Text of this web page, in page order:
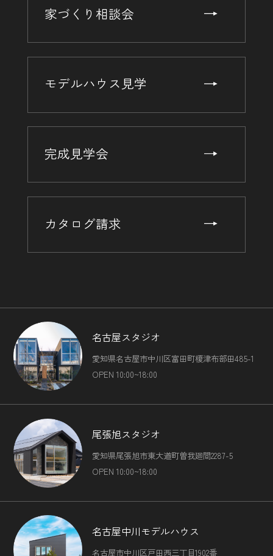
家づくり相談会
モデルハウス見学
完成見学会
カタログ請求
名古屋スタジオ
愛知県名古屋市中川区富田町榎津布部田485-1
OPEN 10:00~18:00
尾張旭スタジオ
愛知県尾張旭市東大道町曽我廻間2287-5
OPEN 10:00~18:00
名古屋中川モデルハウス
名古屋市中川区戸田西三丁目1902番